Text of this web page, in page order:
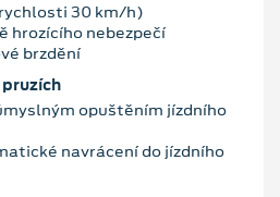
30 km/h)
hrozícího nebezpečí
brzdění
opuštěním jízdního
navrácení do jízdního